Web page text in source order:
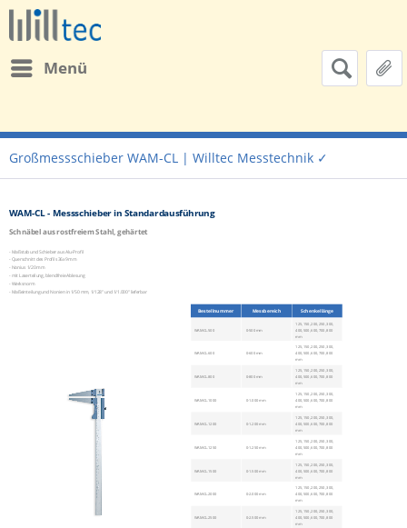
Menü
Großmessschieber WAM-CL | Willtec Messtechnik ✓
WAM-CL - Messschieber in Standardausführung
Schnäbel aus rostfreiem Stahl, gehärtet
- Maßstab und Schieber aus Alu-Profil
- Querschnitt des Profils 36x9 mm
- Nonius 1/20 mm
- mit Laserteilung, blendfreie Ablesung
- Werksnorm
- Maßeinteilung und Nonien in 1/50 mm, 1/128" und 1/1.000" lieferbar
Bestellnummer Messbereich Schenkellänge
WAM-CL.500 0-500 mm
125, 150, 200, 250, 300,
400, 500, 600, 700, 800
mm
WAM-CL.600 0-600 mm
125, 150, 200, 250, 300,
400, 500, 600, 700, 800
mm
WAM-CL.800 0-800 mm
125, 150, 200, 250, 300,
400, 500, 600, 700, 800
mm
WAM-CL.1000 0-1.000 mm
125, 150, 200, 250, 300,
400, 500, 600, 700, 800
mm
WAM-CL.1200 0-1.200 mm
125, 150, 200, 250, 300,
400, 500, 600, 700, 800
mm
WAM-CL.1250 0-1.250 mm
125, 150, 200, 250, 300,
400, 500, 600, 700, 800
mm
WAM-CL.1500 0-1.500 mm
125, 150, 200, 250, 300,
400, 500, 600, 700, 800
mm
WAM-CL.2000 0-2.000 mm
125, 150, 200, 250, 300,
400, 500, 600, 700, 800
mm
WAM-CL.2500 0-2.500 mm
125, 150, 200, 250, 300,
400, 500, 600, 700, 800
mm